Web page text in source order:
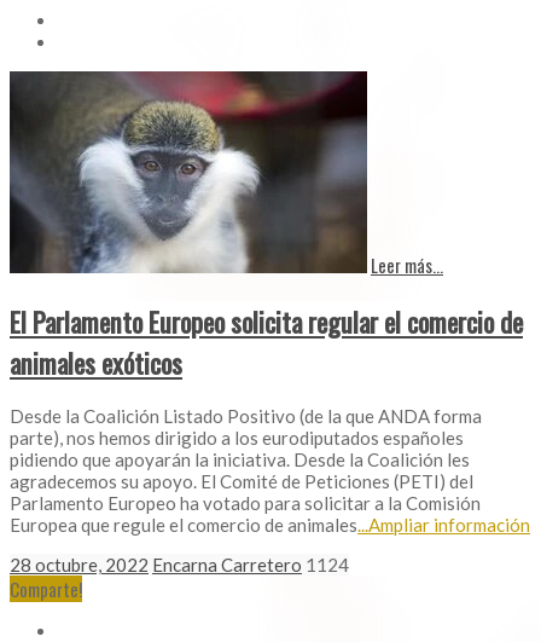
Leer más...
El Parlamento Europeo solicita regular el comercio de
animales exóticos
Desde la Coalición Listado Positivo (de la que ANDA forma
parte), nos hemos dirigido a los eurodiputados españoles
pidiendo que apoyarán la iniciativa. Desde la Coalición les
agradecemos su apoyo. El Comité de Peticiones (PETI) del
Parlamento Europeo ha votado para solicitar a la Comisión
Europea que regule el comercio de animales...Ampliar información
28 octubre, 2022 Encarna Carretero 1124
Comparte!